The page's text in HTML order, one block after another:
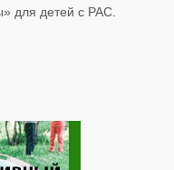
для детей с РАС.